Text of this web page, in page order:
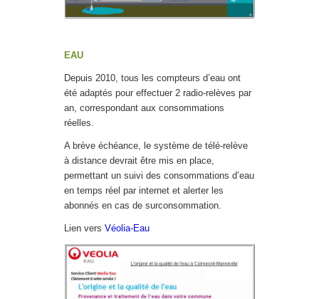
EAU
Depuis 2010, tous les compteurs d’eau ont
été adaptés pour effectuer 2 radio-relèves par
an, correspondant aux consommations
réelles.
A brève échéance, le système de télé-relève
à distance devrait être mis en place,
permettant un suivi des consommations d’eau
en temps réel par internet et alerter les
abonnés en cas de surconsommation.
Lien vers Véolia-Eau